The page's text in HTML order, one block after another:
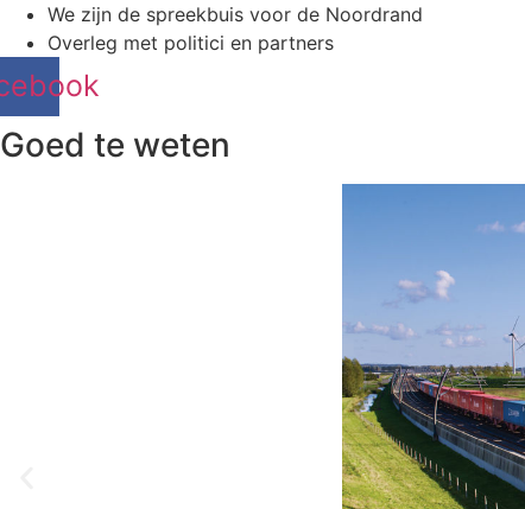
We zijn de spreekbuis voor de Noordrand
Overleg met politici en partners
Goed te weten